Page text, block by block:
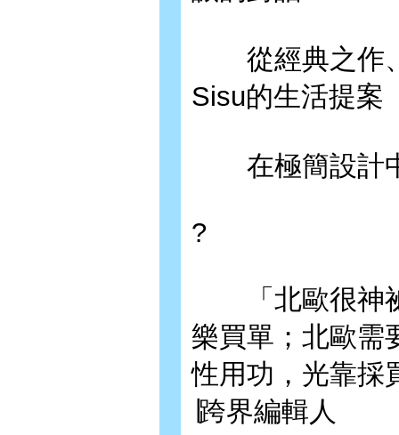
從經典之作、
Sisu的生活提案
在極簡設計中
?
「北歐很神祕
樂買單；北歐需
性用功，光靠採
∣跨界編輯人